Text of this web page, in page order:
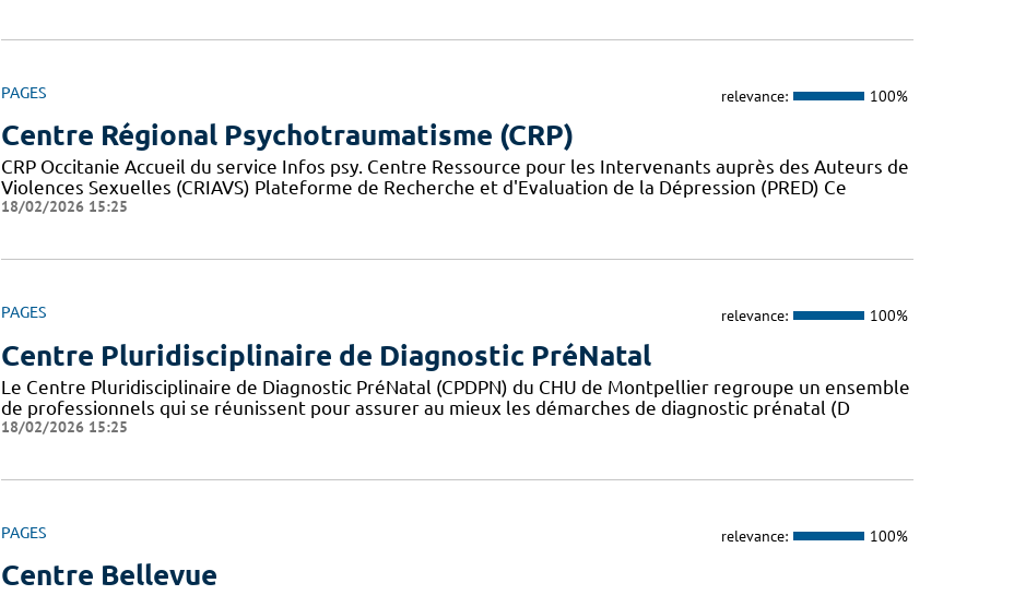
PAGES relevance: 100%
Centre Régional Psychotraumatisme (CRP)
CRP Occitanie Accueil du service Infos psy. Centre Ressource pour les Intervenants auprès des Auteurs de
Violences Sexuelles (CRIAVS) Plateforme de Recherche et d'Evaluation de la Dépression (PRED) Ce
18/02/2026 15:25
PAGES relevance: 100%
Centre Pluridisciplinaire de Diagnostic PréNatal
Le Centre Pluridisciplinaire de Diagnostic PréNatal (CPDPN) du CHU de Montpellier regroupe un ensemble
de professionnels qui se réunissent pour assurer au mieux les démarches de diagnostic prénatal (D
18/02/2026 15:25
PAGES relevance: 100%
Centre Bellevue